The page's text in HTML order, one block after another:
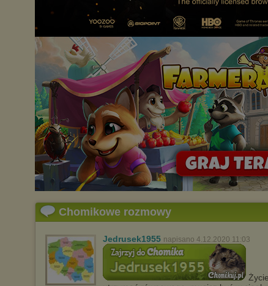
Chomikowe rozmowy
Jedrusek1955 napisano 4.12.2020 11:03